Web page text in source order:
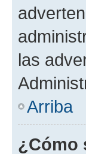
las
Arriba
¿Cómo